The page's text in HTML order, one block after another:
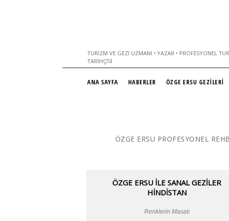
TURIZM VE GEZI UZMANI • YAZAR • PROFESYONEL
TARIHÇISI
ANA SAYFA HABERLER ÖZGE ERSU GEZİLERİ
ÖZGE ERSU PROFESYONEL
ÖZGE ERSU İLE SANAL GEZİLER
HİNDİSTAN
Renklerin Masalı